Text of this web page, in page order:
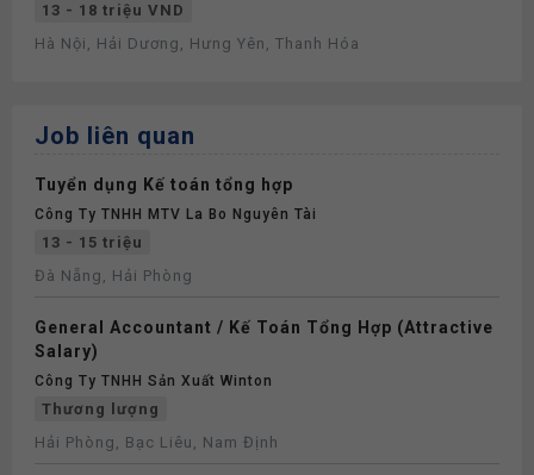
13 - 18 triệu VND
Hà Nội, Hải Dương, Hưng Yên, Thanh Hóa
Job liên quan
Tuyển dụng Kế toán tổng hợp
Công Ty TNHH MTV La Bo Nguyên Tài
13 - 15 triệu
Đà Nẵng, Hải Phòng
General Accountant / Kế Toán Tổng Hợp (Attractive
Salary)
Công Ty TNHH Sản Xuất Winton
Thương lượng
Hải Phòng, Bạc Liêu, Nam Định